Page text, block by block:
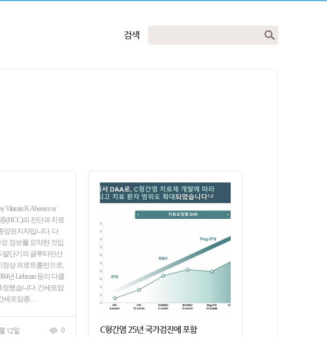
검색
Vitamin K Absence or
(HCC)의 진단과 치료
양표지자입니다. 다
정보를 요약한 것입
말단기의 글루타민산
정상 프로트롬빈으로,
년 Liebman 등이 다클
정했습니다. 간세포암
세포암종…
12일 0 C형간염 25년 국가검진에 포함